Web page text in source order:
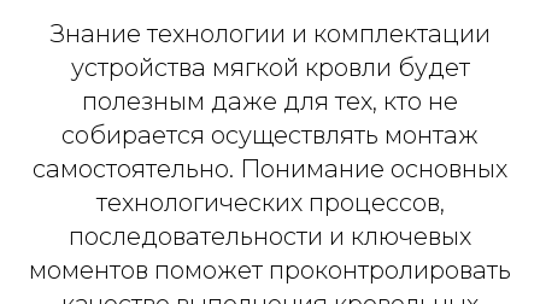
Знание технологии и комплектации
устройства мягкой кровли будет
полезным даже для тех, кто не
собирается осуществлять монтаж
самостоятельно. Понимание основных
технологических процессов,
последовательности и ключевых
моментов поможет проконтролировать